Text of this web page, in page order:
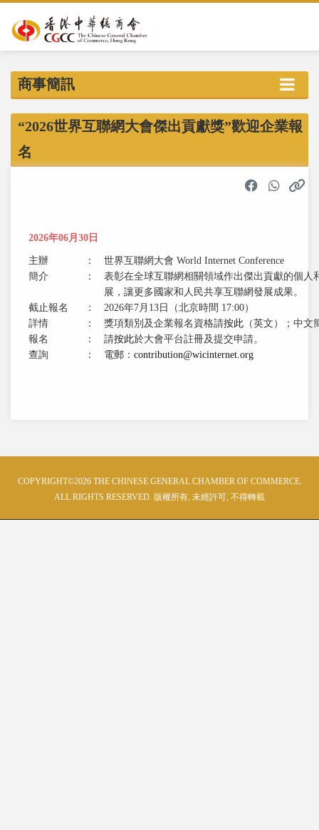
商事簡訊
“2026世界互聯網大會傑出貢獻獎”歡迎企業報
名
2026年06月30日
主辦 ：
世界互聯網大會 World Internet Conference
簡介
：
表彰在全球互聯網相關領域作出傑出貢獻的個
展，讓更多國家和人民共享互聯網發展成果。
截止報名
：
2026年7月13日（北京時間 17:00）
詳情
： 獎項類別及企業報名資格請按此 （英文）；中文
報名
： 請按此於大會平台註冊及提交申請。
查詢
： 電郵： contribution@wicinternet.org
COPYRIGHT©2026 THE CHINESE GENERAL CHAMBER OF COMMERCE.
ALL RIGHTS RESERVED. 版權所有, 未經許可, 不得轉載